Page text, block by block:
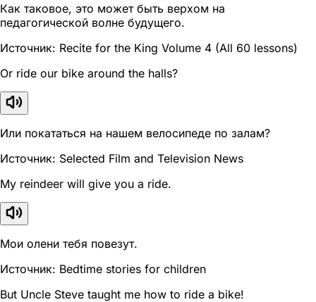
Как таковое, это может быть верхом на
педагогической волне будущего.
Источник: Recite for the King Volume 4 (All 60 lessons)
Or ride our bike around the halls?
Или покататься на нашем велосипеде по залам?
Источник: Selected Film and Television News
My reindeer will give you a ride.
Мои олени тебя повезут.
Источник: Bedtime stories for children
But Uncle Steve taught me how to ride a bike!